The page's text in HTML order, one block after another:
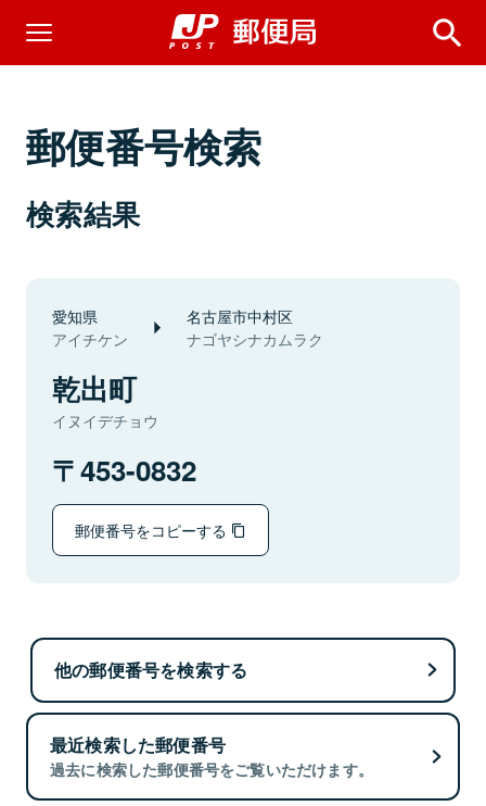
郵便番号検索
検索結果
愛知県
アイチケン
名古屋市中村区
ナゴヤシナカムラク
乾出町
イヌイデチョウ
453-0832
郵便番号をコピーする
他の郵便番号を検索する
最近検索した郵便番号
過去に検索した郵便番号をご覧いただけます。